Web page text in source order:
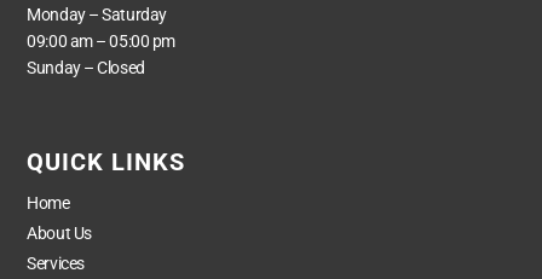
Monday – Saturday
09:00 am – 05:00 pm
Sunday – Closed
QUICK LINKS
Home
About Us
Services